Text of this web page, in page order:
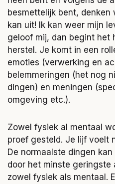
besmettelijk bent, denken
kan uit! Ik kan weer mijn
geloof mij, dan begint het
herstel. Je komt in een
emoties (verwerking en
belemmeringen (het nog
dingen) en meningen
omgeving etc.).
Zowel fysiek al mentaal
proef gesteld. Je lijf voelt
De normaalste dingen
door het minste geringste
zowel fysiek als mentaal.